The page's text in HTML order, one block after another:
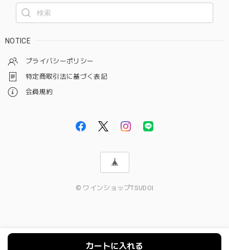
NOTICE
プライバシーポリシー
特定商取引法に基づく表記
会員規約
© ワインショップTSUDOI
カートに入れる